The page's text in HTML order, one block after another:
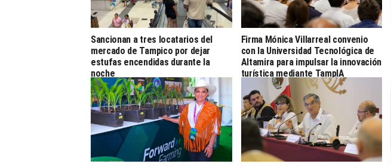
Sancionan a tres locatarios del
mercado de Tampico por dejar
estufas encendidas durante la
noche
Firma Mónica Villarreal convenio
con la Universidad Tecnológica de
Altamira para impulsar la innovación
turística mediante TampIA